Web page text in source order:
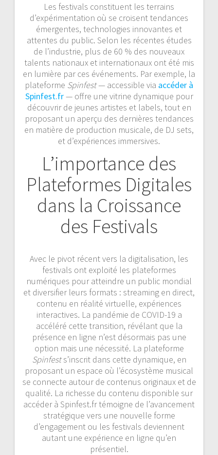
Les festivals constituent les terrains
d’expérimentation où se croisent tendances
émergentes, technologies innovantes et
attentes du public. Selon les récentes études
de l’industrie, plus de 60 % des nouveaux
talents nationaux et internationaux ont été mis
en lumière par ces événements. Par exemple, la
plateforme Spinfest— accessible via accéder à
Spinfest.fr— offre une vitrine dynamique pour
découvrir de jeunes artistes et labels, tout en
proposant un aperçu des dernières tendances
en matière de production musicale, de DJ sets,
et d’expériences immersives.
L’importance des
Plateformes Digitales
dans la Croissance
des Festivals
Avec le pivot récent vers la digitalisation, les
festivals ont exploité les plateformes
numériques pour atteindre un public mondial
et diversifier leurs formats : streaming en direct,
contenu en réalité virtuelle, expériences
interactives. La pandémie de COVID-19 a
accéléré cette transition, révélant que la
présence en ligne n’est désormais pas une
option mais une nécessité. La plateforme
Spinfests’inscrit dans cette dynamique, en
proposant un espace où l’écosystème musical
se connecte autour de contenus originaux et de
qualité. La richesse du contenu disponible sur
accéder à Spinfest.fr témoigne de l’avancement
stratégique vers une nouvelle forme
d’engagement ou les festivals deviennent
autant une expérience en ligne qu’en
présentiel.